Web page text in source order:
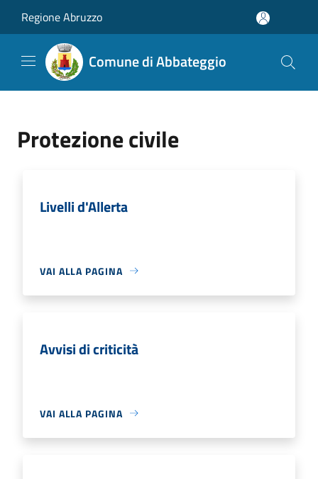
Regione Abruzzo
Comune di Abbateggio
Protezione civile
Livelli d'Allerta
VAI ALLA PAGINA
Avvisi di criticità
VAI ALLA PAGINA